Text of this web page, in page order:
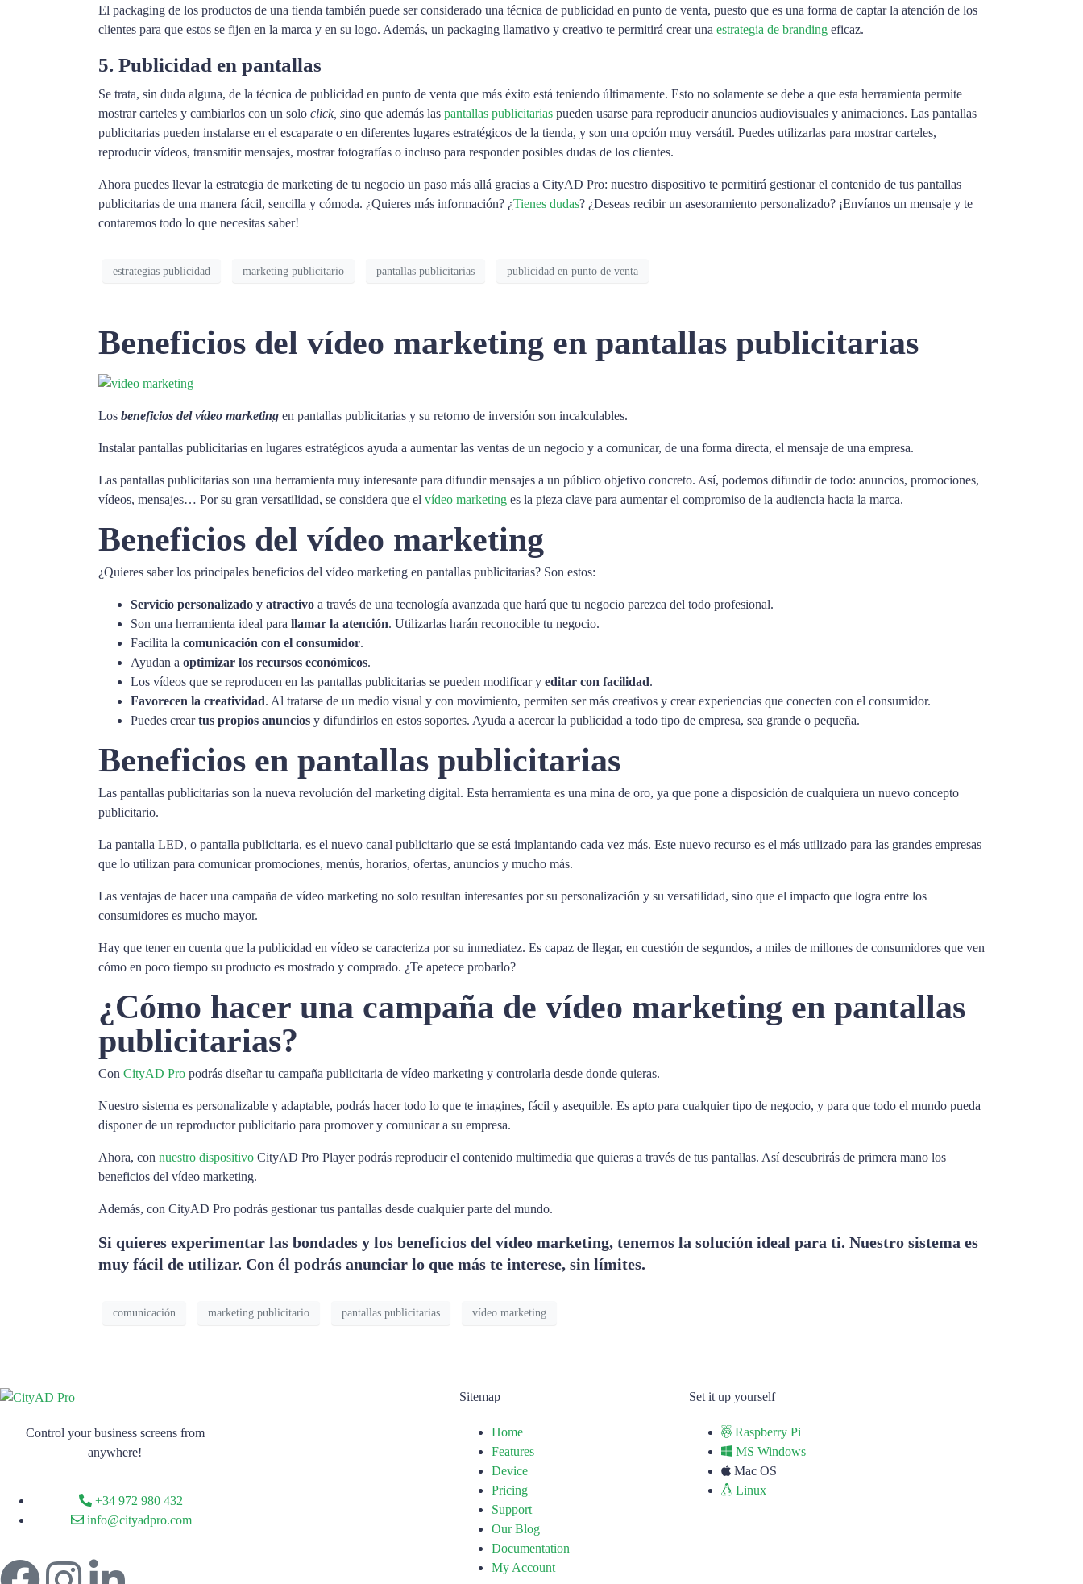
El packaging de los productos de una tienda también puede ser considerado una técnica de publicidad en punto de venta, puesto que es una forma de captar la atención de los
clientes para que estos se fijen en la marca y en su logo. Además, un packaging llamativo y creativo te permitirá crear una estrategia de branding eficaz.
5. Publicidad en pantallas
Se trata, sin duda alguna, de la técnica de publicidad en punto de venta que más éxito está teniendo últimamente. Esto no solamente se debe a que esta herramienta permite
mostrar carteles y cambiarlos con un solo click, sino que además las pantallas publicitarias pueden usarse para reproducir anuncios audiovisuales y animaciones. Las pantallas
publicitarias pueden instalarse en el escaparate o en diferentes lugares estratégicos de la tienda, y son una opción muy versátil. Puedes utilizarlas para mostrar carteles,
reproducir vídeos, transmitir mensajes, mostrar fotografías o incluso para responder posibles dudas de los clientes.
Ahora puedes llevar la estrategia de marketing de tu negocio un paso más allá gracias a CityAD Pro: nuestro dispositivo te permitirá gestionar el contenido de tus pantallas
publicitarias de una manera fácil, sencilla y cómoda. ¿Quieres más información? ¿Tienes dudas? ¿Deseas recibir un asesoramiento personalizado? ¡Envíanos un mensaje y te
contaremos todo lo que necesitas saber!
estrategias publicidad marketing publicitario pantallas publicitarias publicidad en punto de venta
Beneficios del vídeo marketing en pantallas publicitarias
Los beneficios del vídeo marketing en pantallas publicitarias y su retorno de inversión son incalculables.
Instalar pantallas publicitarias en lugares estratégicos ayuda a aumentar las ventas de un negocio y a comunicar, de una forma directa, el mensaje de una empresa.
Las pantallas publicitarias son una herramienta muy interesante para difundir mensajes a un público objetivo concreto. Así, podemos difundir de todo: anuncios, promociones,
vídeos, mensajes… Por su gran versatilidad, se considera que el vídeo marketing es la pieza clave para aumentar el compromiso de la audiencia hacia la marca.
Beneficios del vídeo marketing
¿Quieres saber los principales beneficios del vídeo marketing en pantallas publicitarias? Son estos:
Servicio personalizado y atractivo a través de una tecnología avanzada que hará que tu negocio parezca del todo profesional.
Son una herramienta ideal para llamar la atención. Utilizarlas harán reconocible tu negocio.
Facilita la comunicación con el consumidor.
Ayudan a optimizar los recursos económicos.
Los vídeos que se reproducen en las pantallas publicitarias se pueden modificar y editar con facilidad.
Favorecen la creatividad. Al tratarse de un medio visual y con movimiento, permiten ser más creativos y crear experiencias que conecten con el consumidor.
Puedes creartus propios anuncios y difundirlos en estos soportes. Ayuda a acercar la publicidad a todo tipo de empresa, sea grande o pequeña.
Beneficios en pantallas publicitarias
Las pantallas publicitarias son la nueva revolución del marketing digital. Esta herramienta es una mina de oro, ya que pone a disposición de cualquiera un nuevo concepto
publicitario.
La pantalla LED, o pantalla publicitaria, es el nuevo canal publicitario que se está implantando cada vez más. Este nuevo recurso es el más utilizado para las grandes empresas
que lo utilizan para comunicar promociones, menús, horarios, ofertas, anuncios y mucho más.
Las ventajas de hacer una campaña de vídeo marketing no solo resultan interesantes por su personalización y su versatilidad, sino que el impacto que logra entre los
consumidores es mucho mayor.
Hay que tener en cuenta que la publicidad en vídeo se caracteriza por su inmediatez. Es capaz de llegar, en cuestión de segundos, a miles de millones de consumidores que ven
cómo en poco tiempo su producto es mostrado y comprado. ¿Te apetece probarlo?
¿Cómo hacer una campaña de vídeo marketing en pantallas
publicitarias?
Con CityAD Pro podrás diseñar tu campaña publicitaria de vídeo marketing y controlarla desde donde quieras.
Nuestro sistema es personalizable y adaptable, podrás hacer todo lo que te imagines, fácil y asequible. Es apto para cualquier tipo de negocio, y para que todo el mundo pueda
disponer de un reproductor publicitario para promover y comunicar a su empresa.
Ahora, con nuestro dispositivo CityAD Pro Player podrás reproducir el contenido multimedia que quieras a través de tus pantallas. Así descubrirás de primera mano los
beneficios del vídeo marketing.
Además, con CityAD Pro podrás gestionar tus pantallas desde cualquier parte del mundo.
Si quieres experimentar las bondades y los beneficios del vídeo marketing, tenemos la solución ideal para ti. Nuestro sistema es
muy fácil de utilizar. Con él podrás anunciar lo que más te interese, sin límites.
comunicación marketing publicitario pantallas publicitarias vídeo marketing
Control your business screens from
anywhere!
+34 972 980 432
info@cityadpro.com
Sitemap
Home
Features
Device
Pricing
Support
Our Blog
Documentation
My Account
Set it up yourself
Raspberry Pi
MS Windows
Mac OS
Linux